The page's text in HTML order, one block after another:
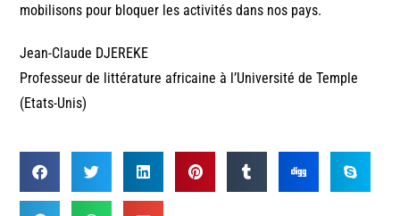
mobilisons pour bloquer les activités dans nos pays.
Jean-Claude DJEREKE
Professeur de littérature africaine à l’Université de Temple
(Etats-Unis)